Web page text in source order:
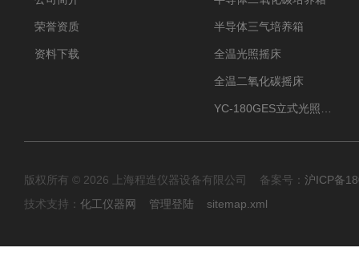
荣誉资质
资料下载
半导体三气培养箱
全温光照摇床
全温二氧化碳摇床
版权所有 © 2026 上海程造仪器设备有限公司 备案号： 沪ICP备
技术支持： 化工仪器网 管理登陆 sitemap.xml